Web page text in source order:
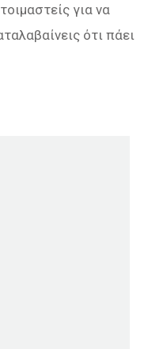
για να
ότι πάει